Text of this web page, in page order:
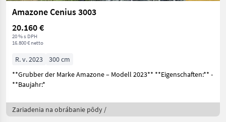
Amazone Cenius 3003
20.160 €
20 % s DPH
16.800 € netto
R. v. 2023
300 cm
**Grubber der Marke Amazone – Modell 2023** **Eigenschaften:** -
**Baujahr:*
Zariadenia na obrábanie pôdy /